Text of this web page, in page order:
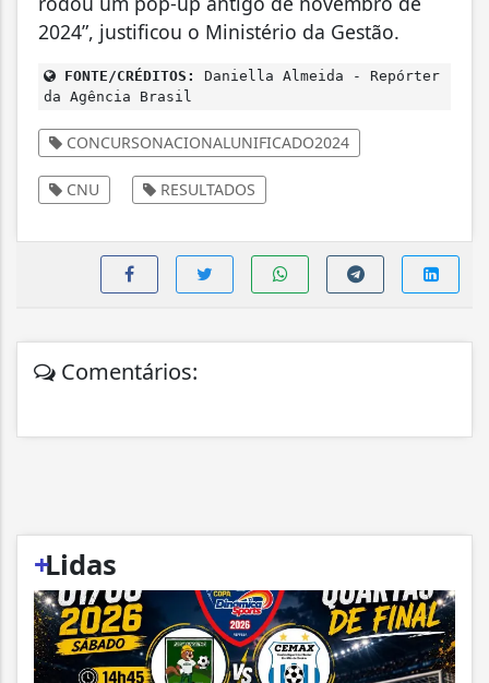
2024”, justificou o Ministério da Gestão.
FONTE/CRÉDITOS:
Daniella Almeida - Repórter
da Agência Brasil
CONCURSONACIONALUNIFICADO2024
CNU RESULTADOS
Comentários:
+
Lidas